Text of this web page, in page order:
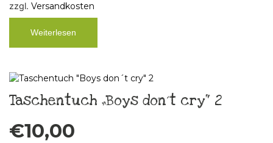
zzgl. Versandkosten
Weiterlesen
Taschentuch „Boys don´t cry“ 2
€10,00